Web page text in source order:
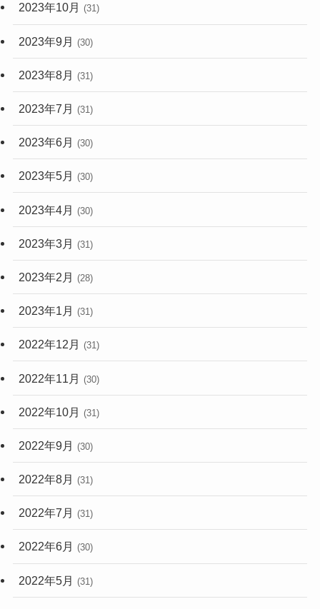
2023年10月 (31)
2023年9月 (30)
2023年8月 (31)
2023年7月 (31)
2023年6月 (30)
2023年5月 (30)
2023年4月 (30)
2023年3月 (31)
2023年2月 (28)
2023年1月 (31)
2022年12月 (31)
2022年11月 (30)
2022年10月 (31)
2022年9月 (30)
2022年8月 (31)
2022年7月 (31)
2022年6月 (30)
2022年5月 (31)